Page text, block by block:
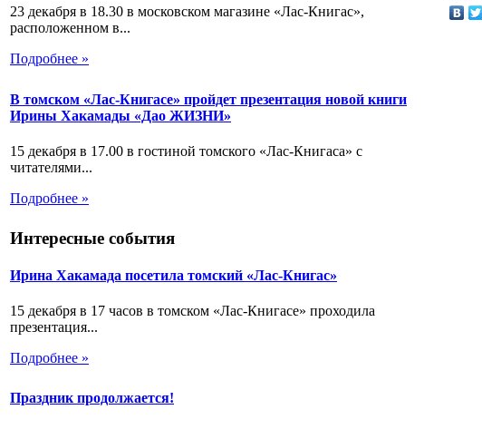
23 декабря в 18.30 в московском магазине «Лас-Книгас»,
расположенном в...
Подробнее »
В томском «Лас-Книгасе» пройдет презентация новой книги
Ирины Хакамады «Дао ЖИЗНИ»
15 декабря в 17.00 в гостиной томского «Лас-Книгаса» с
читателями...
Подробнее »
Интересные события
Ирина Хакамада посетила томский «Лас-Книгас»
15 декабря в 17 часов в томском «Лас-Книгасе» проходила
презентация...
Подробнее »
Праздник продолжается!